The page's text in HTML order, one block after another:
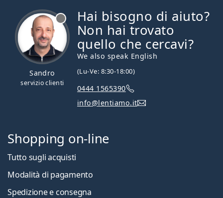
Sandro
servizio clienti
Hai bisogno di aiuto?
Non hai trovato
quello che cercavi?
We also speak English
(Lu-Ve: 8:30-18:00)
0444 1565390
info@lentiamo.it
Shopping on-line
Tutto sugli acquisti
Modalità di pagamento
Spedizione e consegna